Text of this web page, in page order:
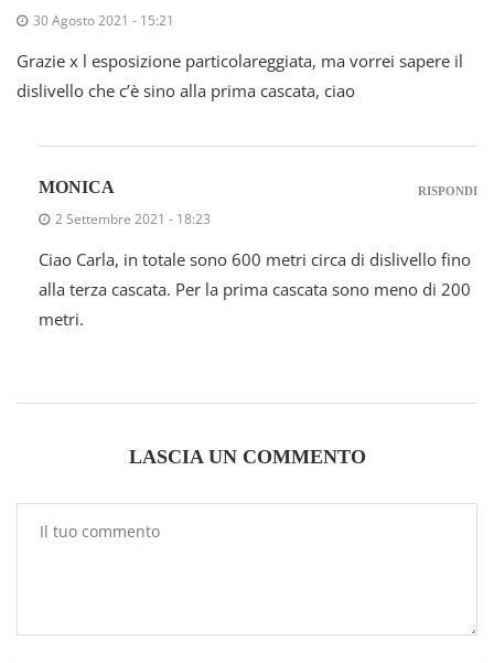
30 Agosto 2021 - 15:21
Grazie x l esposizione particolareggiata, ma vorrei sapere il
dislivello che c’è sino alla prima cascata, ciao
MONICA
2 Settembre 2021 - 18:23
Ciao Carla, in totale sono 600 metri circa di dislivello fino
alla terza cascata. Per la prima cascata sono meno di 200
metri.
RISPONDI
LASCIA UN COMMENTO